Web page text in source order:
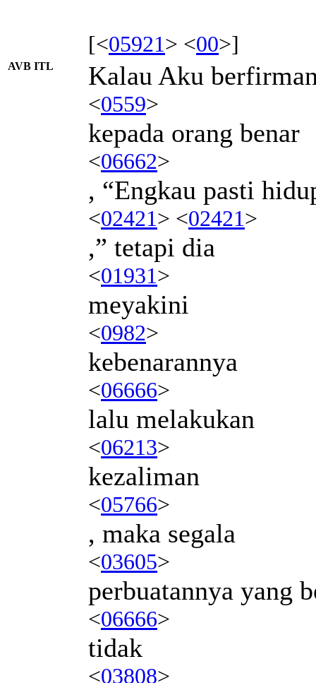
[<05921> <00>]
AVB ITL Kalau Aku
<0559>
kepada orang benar
<06662>
, “Engkau pasti
<02421> <02421>
,” tetapi dia
<01931>
meyakini
<0982>
kebenarannya
<06666>
lalu melakukan
<06213>
kezaliman
<05766>
, maka segala
<03605>
perbuatannya yang
<06666>
tidak
<03808>